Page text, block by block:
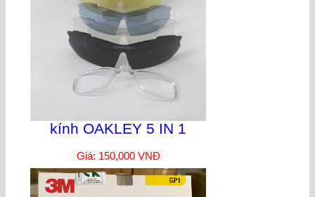
kính OAKLEY 5 IN 1
Giá: 150,000 VNĐ